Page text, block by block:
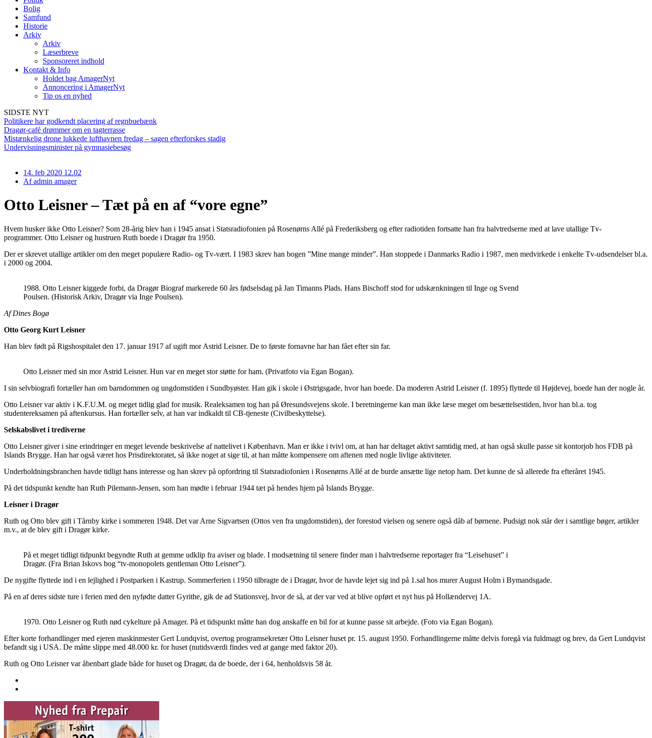
Bolig
Samfund
Historie
Arkiv
Arkiv
Læserbreve
Sponsoreret indhold
Kontakt & Info
Holdet bag AmagerNyt
Annoncering i AmagerNyt
Tip os en nyhed
SIDSTE NYT
Politikere har godkendt placering af regnbuebænk
Dragør-café drømmer om en tagterrasse
Mistænkelig drone lukkede lufthavnen fredag – sagen efterforskes stadig
Undervisningsminister på gymnasiebesøg
14. feb 2020 12.02
Afadmin amager
Otto Leisner – Tæt på en af “vore egne”
Hvem husker ikke Otto Leisner? Som 28-årig blev han i 1945 ansat i Statsradiofonien på Rosenørns Allé på Frederiksberg og efter radiotiden fortsatte han fra halvtredserne med at lave utallige Tv-
programmer. Otto Leisner og hustruen Ruth boede i Dragør fra 1950.
Der er skrevet utallige artikler om den meget populære Radio- og Tv-vært. I 1983 skrev han bogen ”Mine mange minder”. Han stoppede i Danmarks Radio i 1987, men medvirkede i enkelte Tv-udsendelser bl.a.
i 2000 og 2004.
1988. Otto Leisner kiggede forbi, da Dragør Biograf markerede 60 års fødselsdag på Jan Timanns Plads. Hans Bischoff stod for udskænkningen til Inge og Svend
Poulsen. (Historisk Arkiv, Dragør via Inge Poulsen).
Af Dines Bogø
Otto Georg Kurt Leisner
Han blev født på Rigshospitalet den 17. januar 1917 af ugift mor Astrid Leisner. De to første fornavne har han fået efter sin far.
Otto Leisner med sin mor Astrid Leisner. Hun var en meget stor støtte for ham. (Privatfoto via Egan Bogan).
I sin selvbiografi fortæller han om barndommen og ungdomstiden i Sundbyøster. Han gik i skole i Østrigsgade, hvor han boede. Da moderen Astrid Leisner (f. 1895) flyttede til Højdevej, boede han der nogle år.
Otto Leisner var aktiv i K.F.U.M. og meget tidlig glad for musik. Realeksamen tog han på Øresundsvejens skole. I beretningerne kan man ikke læse meget om besættelsestiden, hvor han bl.a. tog
studentereksamen på aftenkursus. Han fortæller selv, at han var indkaldt til CB-tjeneste (Civilbeskyttelse).
Selskabslivet i trediverne
Otto Leisner giver i sine erindringer en meget levende beskrivelse af nattelivet i København. Man er ikke i tvivl om, at han har deltaget aktivt samtidig med, at han også skulle passe sit kontorjob hos FDB på
Islands Brygge. Han har også været hos Prisdirektoratet, så ikke noget at sige til, at han måtte kompensere om aftenen med nogle livlige aktiviteter.
Underholdningsbranchen havde tidligt hans interesse og han skrev på opfordring til Statsradiofonien i Rosenørns Allé at de burde ansætte lige netop ham. Det kunne de så allerede fra efteråret 1945.
På det tidspunkt kendte han Ruth Pilemann-Jensen, som han mødte i februar 1944 tæt på hendes hjem på Islands Brygge.
Leisner i Dragør
Ruth og Otto blev gift i Tårnby kirke i sommeren 1948. Det var Arne Sigvartsen (Ottos ven fra ungdomstiden), der forestod vielsen og senere også dåb af børnene. Pudsigt nok står der i samtlige bøger, artikler
m.v., at de blev gift i Dragør kirke.
På et meget tidligt tidpunkt begyndte Ruth at gemme udklip fra aviser og blade. I modsætning til senere finder man i halvtredserne reportager fra “Leisehuset” i
Dragør. (Fra Brian Iskovs bog “tv-monopolets gentleman Otto Leisner”).
De nygifte flyttede ind i en lejlighed i Postparken i Kastrup. Sommerferien i 1950 tilbragte de i Dragør, hvor de havde lejet sig ind på 1.sal hos murer August Holm i Bymandsgade.
På en af deres sidste ture i ferien med den nyfødte datter Gyrithe, gik de ad Stationsvej, hvor de så, at der var ved at blive opført et nyt hus på Hollændervej 1A.
1970. Otto Leisner og Ruth nød cykelture på Amager. På et tidspunkt måtte han dog anskaffe en bil for at kunne passe sit arbejde. (Foto via Egan Bogan).
Efter korte forhandlinger med ejeren maskinmester Gert Lundqvist, overtog programsekretær Otto Leisner huset pr. 15. august 1950. Forhandlingerne måtte delvis foregå via fuldmagt og brev, da Gert Lundqvist
befandt sig i USA. De måtte slippe med 48.000 kr. for huset (nutidsværdi findes ved at gange med faktor 20).
Ruth og Otto Leisner var åbenbart glade både for huset og Dragør, da de boede, der i 64, henholdsvis 58 år.